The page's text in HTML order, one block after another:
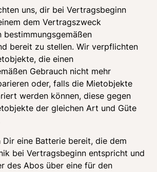
uns, dir bei Vertragsbeginn
dem Vertragszweck
bestimmungsgemäßen
bereit zu stellen. Wir verpflichten
die einen
Gebrauch nicht mehr
oder, falls die Mietobjekte
werden können, diese gegen
der gleichen Art und Güte
Dir eine Batterie bereit, die dem
bei Vertragsbeginn entspricht und
des Abos über eine für den